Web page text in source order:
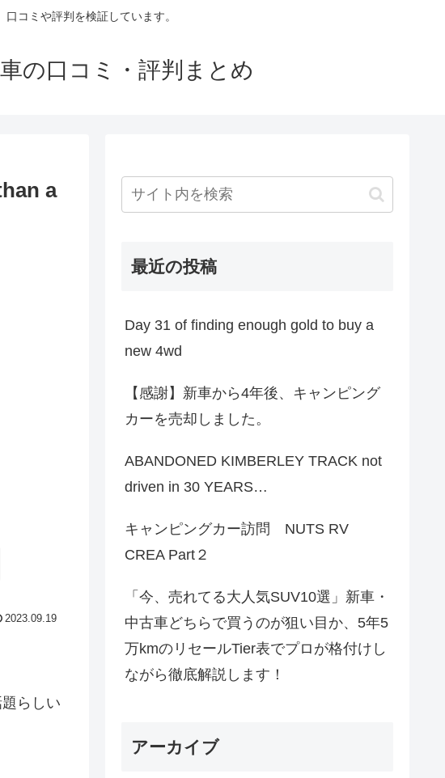
コミや評判を検証しています。
の口コミ・評判まとめ
a
2023.09.19
らしい
最近の投稿
Day 31 of finding enough gold to buy a
new 4wd
【感謝】新車から4年後、キャンピング
カーを売却しました。
ABANDONED KIMBERLEY TRACK not
driven in 30 YEARS…
キャンピングカー訪問 NUTS RV
CREA Part２
「今、売れてる大人気SUV10選」新車・
中古車どちらで買うのが狙い目か、5年5
万kmのリセールTier表でプロが格付けし
ながら徹底解説します！
アーカイブ